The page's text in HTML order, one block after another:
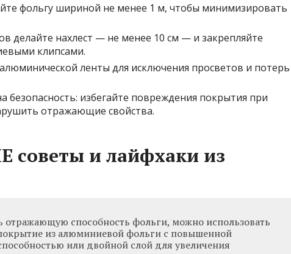
фольгу шириной не менее 1 м, чтобы минимизировать
делайте нахлест — не менее 10 см — и закрепляйте
клипсами.
ленты для исключения просветов и потерь
безопасность: избегайте повреждения покрытия при
отражающие свойства.
и лайфхаки из
отражающую способность фольги, можно использовать
из алюминиевой фольги с повышенной
или двойной слой для увеличения